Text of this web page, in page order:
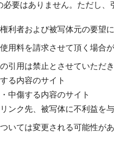
要はありません。ただし、
利者および被写体元の要望
用料を請求させて頂く場合が
引用は禁止とさせていただき
る内容のサイト
中傷する内容のサイト
ンク先、被写体に不利益を
いては変更される可能性が